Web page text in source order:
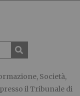
Società,
il Tribunale di